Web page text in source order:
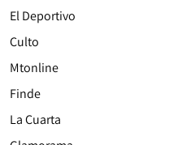
El Deportivo
Culto
Mtonline
Finde
La Cuarta